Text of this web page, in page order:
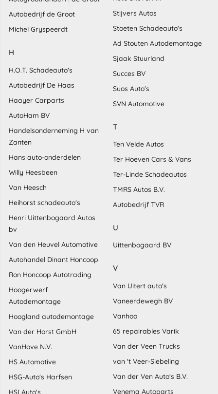
Autobedrijf de Groot
Michel Gryspeerdt
H
H.O.T. Schadeauto's
Autobedrijf De Haas
Haayer Carparts
AutoHam BV
Handelsonderneming H van
Zanten
Hans auto-onderdelen
Willy Heesbeen
Van Heesch
Heihorst schadeauto's
Henri Uittenbogaard Autos
bv
Van den Heuvel Automotive
Autohandel Dinant Honcoop
Ron Honcoop Autotrading
Hoogerwerf
Autodemontage
Hoogland autodemontage
Van der Horst GmbH
VanHove N.V.
HS Automotive
HSG-Auto's Harfsen
HSI Auto's
Stijvers Autos
Stoeten Schadeauto's
Ad Stouten Autodemontage
Sjaak Stuurland
Succes BV
Suos Auto's
SVN Automotive
T
Ten Velde Autos
Ter Hoeven Cars & Vans
Ter-Linde Schadeautos
TMRS Autos B.V.
Autobedrijf TVR
U
Uittenbogaard BV
V
Van Uitert auto's
Vaneerdewegh BV
Vanhoo
65 repairables Varik
Van der Veen Trucks
van 't Veer-Siebeling
Van der Ven Auto's B.V.
Venema Autoparts